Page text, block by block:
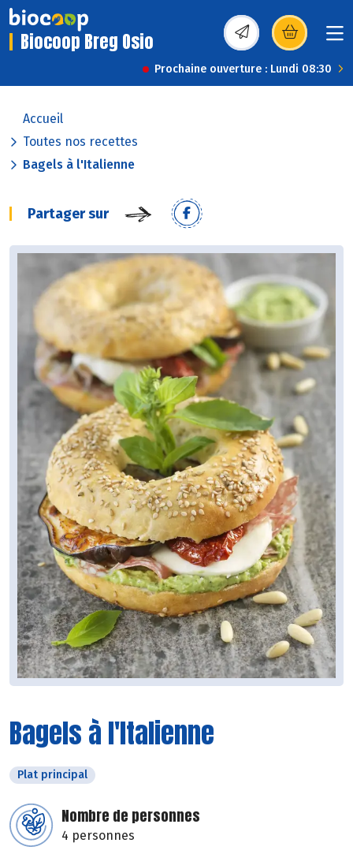
Biocoop Breg Osio (s’ouvre dans une
Prochaine ouverture : Lundi 08:30
Accueil
Toutes nos recettes
Bagels à l'Italienne
Partager sur
Bagels à l'Italienne
Plat principal
Nombre de personnes
4 personnes